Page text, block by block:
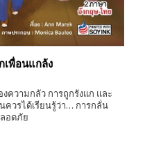
เพื่อนแกล้ง
ความกลัว การถูกรังแก และ
ควรได้เรียนรู้ว่า… การกลั่น
อดภัย